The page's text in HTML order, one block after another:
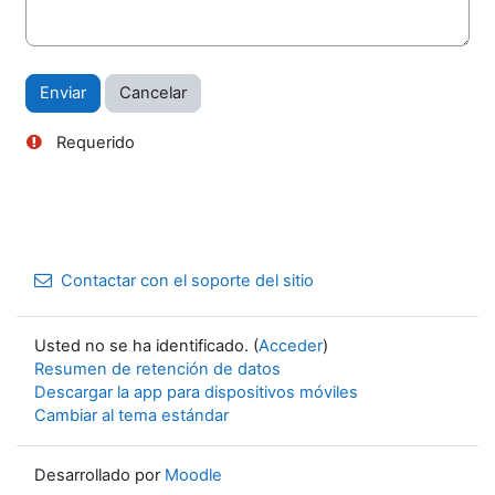
Requerido
Contactar con el soporte del sitio
Usted no se ha identificado. (Acceder)
Resumen de retención de datos
Descargar la app para dispositivos móviles
Cambiar al tema estándar
Desarrollado por Moodle